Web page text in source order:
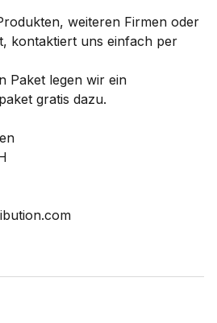
weiteren Firmen oder
kontaktiert uns einfach per
Paket legen wir ein
gratis dazu.